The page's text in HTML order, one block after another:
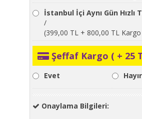
İstanbul İçi Aynı Gün Hızlı
/
(399,00 TL + 800,00 TL
Şeffaf Kargo ( + 25
Evet Hayır
Onaylama Bilgileri: